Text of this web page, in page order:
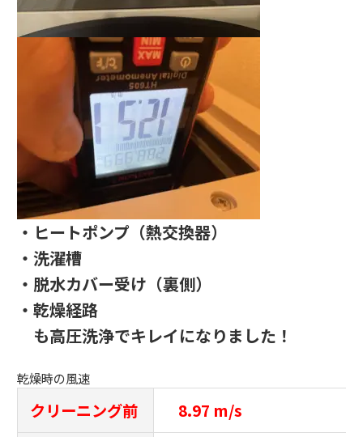
・ヒートポンプ（熱交換器）
・洗濯槽
・脱水カバー受け（裏側）
・乾燥経路
も高圧洗浄でキレイになりました！
乾燥時の風速
クリーニング前 8.97 m/s